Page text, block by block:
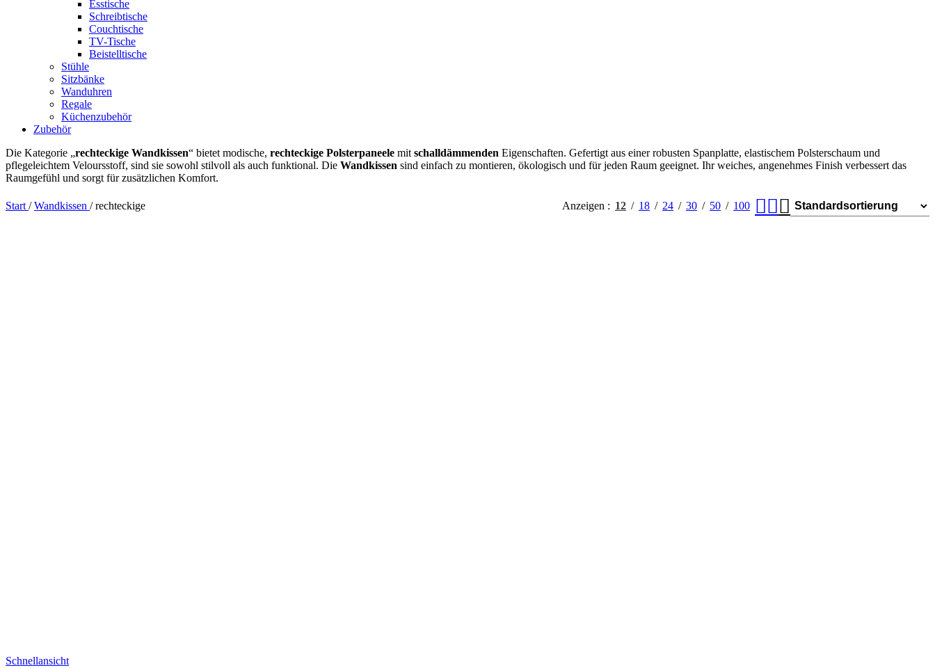
Esstische
Schreibtische
Couchtische
TV-Tische
Beistelltische
Stühle
Sitzbänke
Wanduhren
Regale
Küchenzubehör
Zubehör
Die Kategorie „rechteckige Wandkissen“ bietet modische, rechteckige Polsterpaneele mit schalldämmenden Eigenschaften. Gefertigt aus einer robusten Spanplatte, elastischem Polsterschaum und
pflegeleichtem Veloursstoff, sind sie sowohl stilvoll als auch funktional. Die Wandkissen sind einfach zu montieren, ökologisch und für jeden Raum geeignet. Ihr weiches, angenehmes Finish verbessert das
Raumgefühl und sorgt für zusätzlichen Komfort.
Start / Wandkissen / rechteckige Anzeigen 12 18 24 30 50 100
Schnellansicht